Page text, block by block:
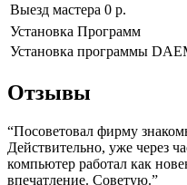
Выезд мастера 0 р.
Установка Программ
Установка программы
Отзывы
“Посоветовал фирму
Действительно, уже через
компьютер работал как
впечатление. Советую.”